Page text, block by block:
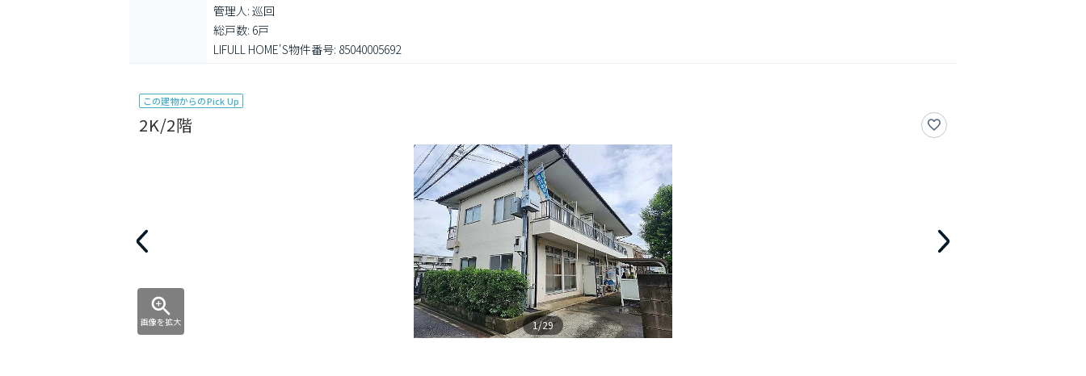
管理人: 巡回
総戸数: 6戸
LIFULL HOME'S物件番号: 85040005692
この建物からのPick Up
2K/2階
画像を拡大 1/29